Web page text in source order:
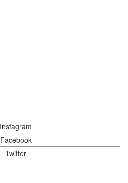
Instagram
Facebook
Twitter